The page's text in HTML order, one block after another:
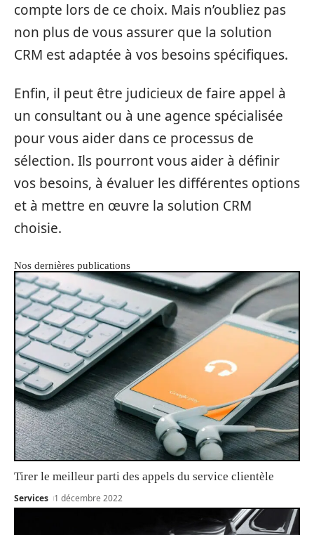
compte lors de ce choix. Mais n’oubliez pas
non plus de vous assurer que la solution
CRM est adaptée à vos besoins spécifiques.
Enfin, il peut être judicieux de faire appel à
un consultant ou à une agence spécialisée
pour vous aider dans ce processus de
sélection. Ils pourront vous aider à définir
vos besoins, à évaluer les différentes options
et à mettre en œuvre la solution CRM
choisie.
Nos dernières publications
Tirer le meilleur parti des appels du service clientèle
Services 1 décembre 2022